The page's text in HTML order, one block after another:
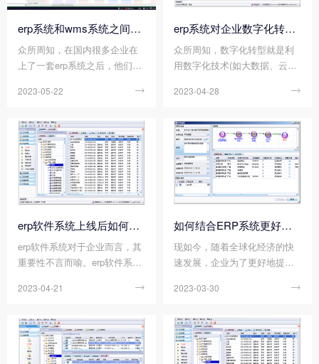
本原则。那么您知道erp软件选
型要遵循哪些基本原则吗?
门就可以主导的，它也需要满
足相关的要求。那么您知道实
些要求吗?
erp系统和wms系统之间，有什么不同?
众所周知，在国内很多企业在
上了一套erp系统之后，他们一
然，这两者都可以为企业管理
存在的不同之外还是比较大
的。那么您知道erp系统和wms
系统之间，有什么不同吗?
2023-05-22 
erp系统对企业数字化转型的影响有哪些?
众所周知，数字化转型就是利
用数字化技术(如大数据、云计
织转变业务模式，组织架构，
的变革措施，如衍生出的智能
制造、智慧城市等概念。而erp
系统正是凭借智能化、数字化
的特点，不断帮助企业升级管
理模式以及管理流程，使得企
业更快进行数字化转型，推动
企业更快更好发展，是很多企
措施之一。
2023-04-28 
erp软件系统上线后如何做好后期维护工作?
erp软件系统对于企业而言，其
重要性不言而喻。erp软件系统
实现合理管理，连接企业之间
的沟通效率，给企业带来很大
的便利。然而，如果erp软件系
统在上线后，没有后期维护工
2023-04-21 
如何结合ERP系统更好地完善会计稽核工作?
现如今，随着全球化经济的快
速发展，企业为了更好地提高
系统对企业进行管理。尤其是
通过结合ERP系统进行有效改
善，从而更好的提高企业的工
作效率，使会计核算资料更加
2023-03-30 